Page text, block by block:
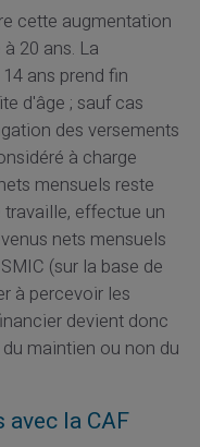
cette augmentation
20 ans. La
ans prend fin
d'âge ; sauf cas
des versements
à charge
mensuels reste
effectue un
nets mensuels
(sur la base de
à percevoir les
devient donc
maintien ou non du
avec la CAF